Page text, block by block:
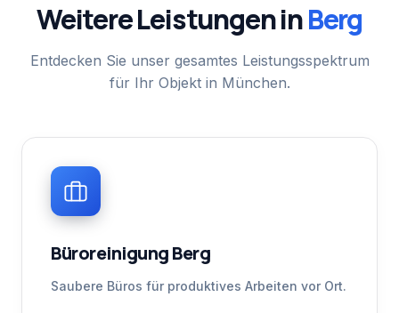
Weitere Leistungen inBerg
Entdecken Sie unser gesamtes Leistungsspektrum
für Ihr Objekt in München.
Büroreinigung Berg
Saubere Büros für produktives Arbeiten vor Ort.